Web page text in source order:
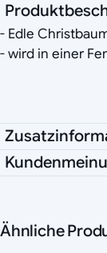
- Edle
- wird in einer
Ähnliche